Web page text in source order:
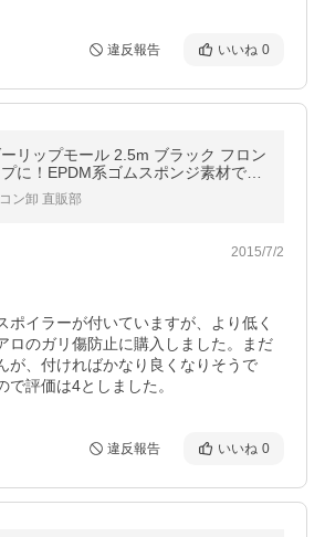
違反報告 いいね 0
リップモール 2.5m ブラック フロン
プに！EPDM系ゴムスポンジ素材でほ
車種に対応
ン卸 直販部
2015/7/2
ポイラーが付いていますが、より低く
ロのガリ傷防止に購入しました。まだ
が、付ければかなり良くなりそうで
で評価は4としました。
違反報告 いいね 0